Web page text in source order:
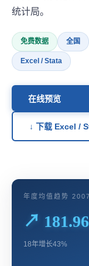
统计局。
免费数据 全国
Excel / Stata
在线预览
↓ 下载 Excel /
年度均值趋势
↗ 181.96
18年增长43%